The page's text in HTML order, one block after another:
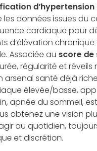
d’hypertension
les données issues du
cardiaque pour
d’élévation chronique
Associée au score de
régularité et réveils
arsenal santé déjà
élevée/basse, app
apnée du sommeil,
obtenez une vision
au quotidien,
et discrétion.